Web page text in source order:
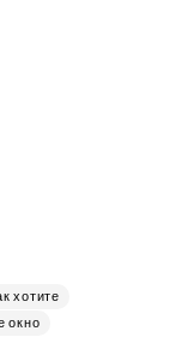
хотите
окно